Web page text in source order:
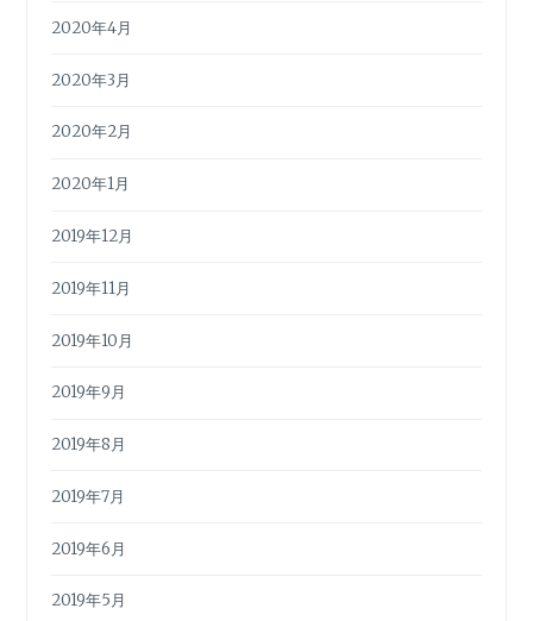
2020年4月
2020年3月
2020年2月
2020年1月
2019年12月
2019年11月
2019年10月
2019年9月
2019年8月
2019年7月
2019年6月
2019年5月